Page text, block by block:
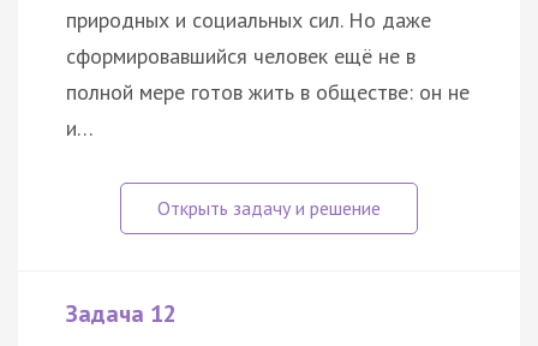
природных и социальных сил. Но даже
сформировавшийся человек ещё не в
полной мере готов жить в обществе: он не
и…
Задача 12